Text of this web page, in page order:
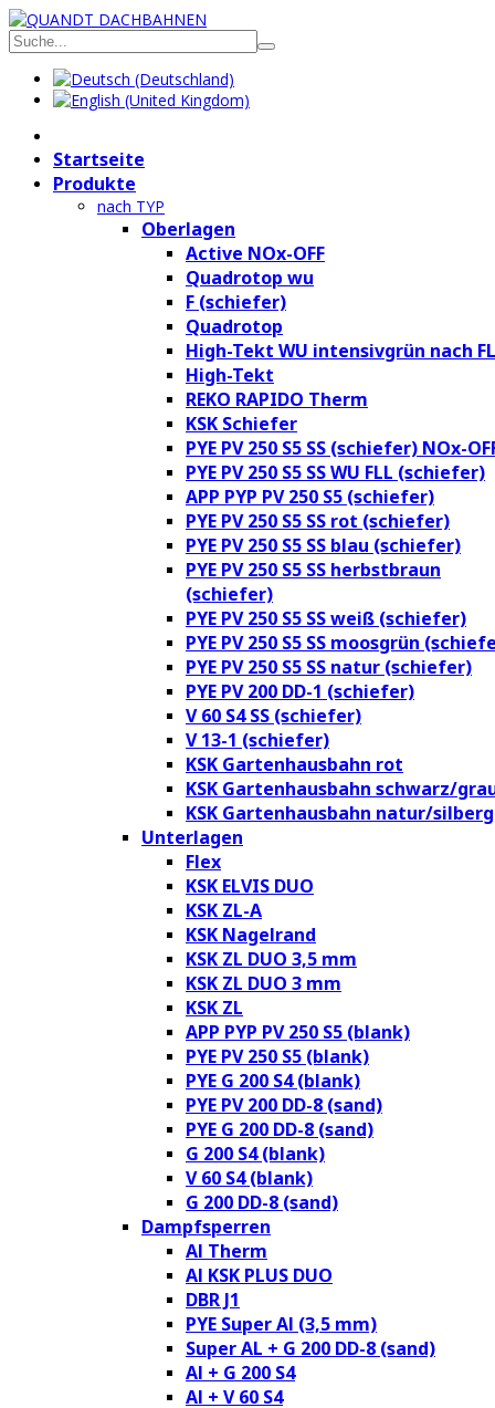
Startseite
Produkte
nach TYP
Oberlagen
Active NOx-OFF
Quadrotop wu
F (schiefer)
Quadrotop
High-Tekt WU intensivgrün nach
High-Tekt
REKO RAPIDO Therm
KSK Schiefer
PYE PV 250 S5 SS (schiefer) NOx-
PYE PV 250 S5 SS WU FLL (schiefer)
APP PYP PV 250 S5 (schiefer)
PYE PV 250 S5 SS rot (schiefer)
PYE PV 250 S5 SS blau (schiefer)
PYE PV 250 S5 SS herbstbraun
(schiefer)
PYE PV 250 S5 SS weiß (schiefer)
PYE PV 250 S5 SS moosgrün
PYE PV 250 S5 SS natur (schiefer)
PYE PV 200 DD-1 (schiefer)
V 60 S4 SS (schiefer)
V 13-1 (schiefer)
KSK Gartenhausbahn rot
KSK Gartenhausbahn schwarz/
KSK Gartenhausbahn natur/
Unterlagen
Flex
KSK ELVIS DUO
KSK ZL-A
KSK Nagelrand
KSK ZL DUO 3,5 mm
KSK ZL DUO 3 mm
KSK ZL
APP PYP PV 250 S5 (blank)
PYE PV 250 S5 (blank)
PYE G 200 S4 (blank)
PYE PV 200 DD-8 (sand)
PYE G 200 DD-8 (sand)
G 200 S4 (blank)
V 60 S4 (blank)
G 200 DD-8 (sand)
Dampfsperren
Al Therm
Al KSK PLUS DUO
DBR J1
PYE Super Al (3,5 mm)
Super AL + G 200 DD-8 (sand)
Al + G 200 S4
Al + V 60 S4